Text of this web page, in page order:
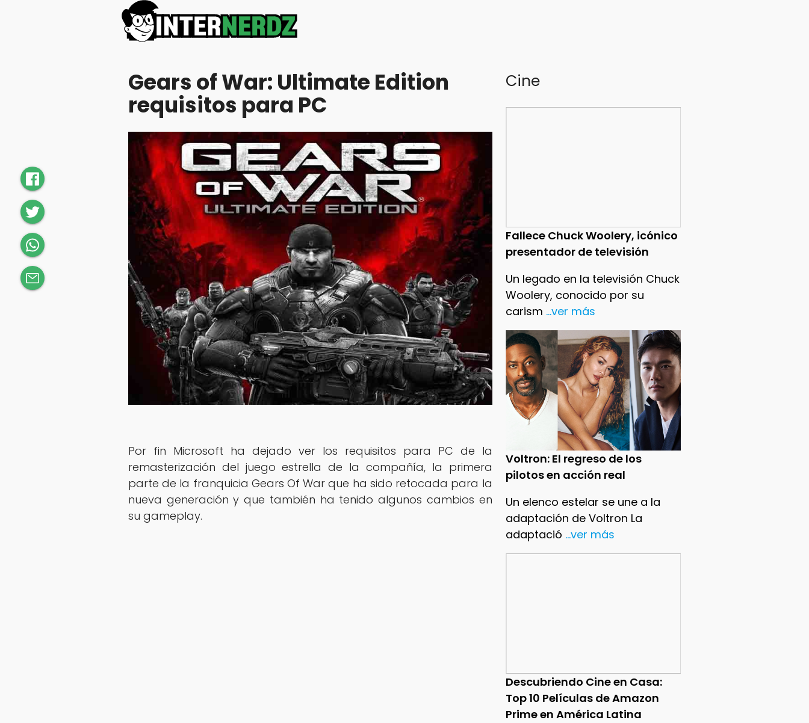
Cine
Fallece Chuck Woolery, icónico
presentador de televisión
Un legado en la televisión Chuck
Woolery, conocido por su
carism ...ver más
Voltron: El regreso de los
pilotos en acción real
Un elenco estelar se une a la
adaptación de Voltron La
adaptació ...ver más
Descubriendo Cine en Casa:
Top 10 Películas de Amazon
Prime en América Latina
Gears of War: Ultimate Edition
requisitos para PC
Por fin Microsoft ha dejado ver los requisitos para PC de la
remasterización del juego estrella de la compañía, la primera
parte de la franquicia Gears Of War que ha sido retocada para la
nueva generación y que también ha tenido algunos cambios en
su gameplay.